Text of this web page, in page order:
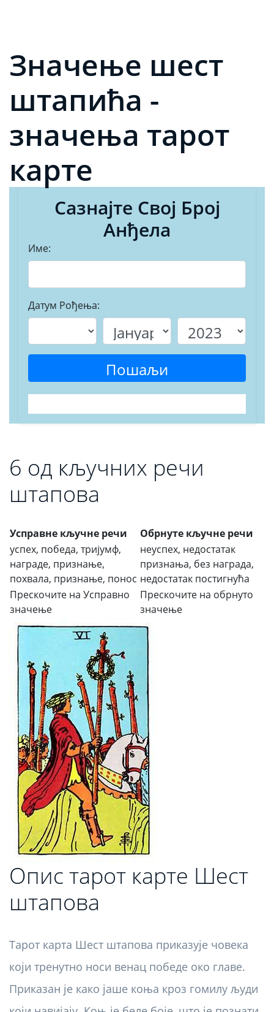
Значење шест
штапића -
значења тарот
карте
Сазнајте Свој Број
Анђела
Име:
Датум Рођења:
Пошаљи
6 од кључних речи
штапова
Усправне кључне речи
Обрнуте кључне речи
успех, победа, тријумф,
награде, признање,
похвала, признање, понос
неуспех, недостатак
признања, без награда,
недостатак постигнућа
Прескочите на Усправно
значење
Прескочите на обрнуто
значење
Опис тарот карте Шест
штапова
Тарот карта Шест штапова приказује човека
који тренутно носи венац победе око главе.
Приказан је како јаше коња кроз гомилу људи